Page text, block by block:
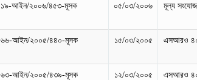
১৯-আইন/২০০৬/৪৫৩-মূসক ০৫/০৩/২০০৬
মূল্য
৬৬-আইন/২০০৫/৪৪০-মূসক ১৫/০৩/২০০৫
এসআরও
৬৩-আইন/২০০৫/৪৩৯-মূসক ১২/০৩/২০০৫
এসআরও